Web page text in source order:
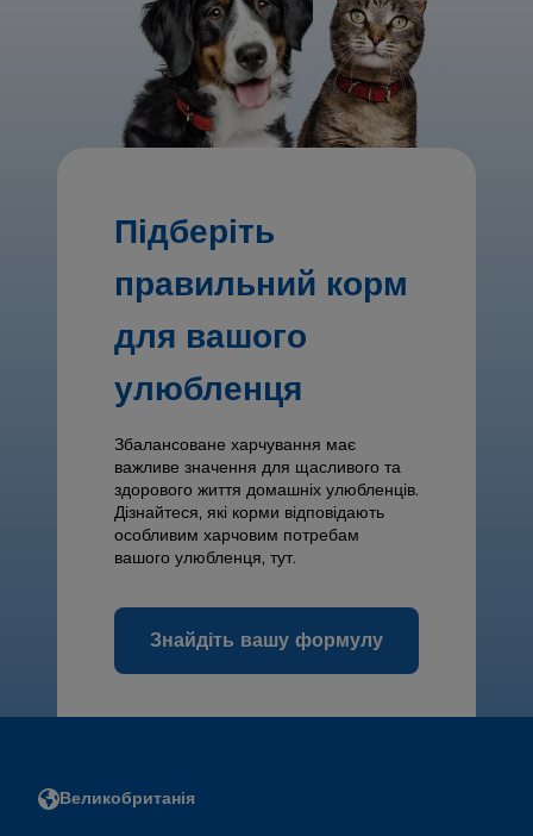
Підберіть
правильний корм
для вашого
улюбленця
Збалансоване харчування має
важливе значення для щасливого та
здорового життя домашніх улюбленців.
Дізнайтеся, які корми відповідають
особливим харчовим потребам
вашого улюбленця, тут.
Знайдіть вашу формулу
Великобританія